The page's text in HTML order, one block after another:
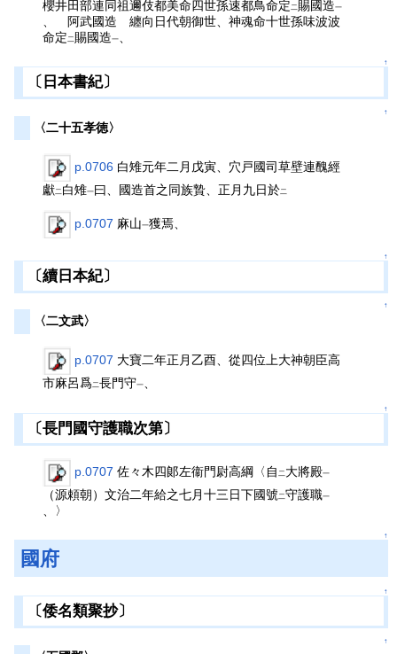
櫻井田部連同祖邇伎都美命四世孫速都鳥命定二賜國造一
、 阿武國造 纏向日代朝御世、神魂命十世孫味波波
命定二賜國造一
↑
〔日本書紀〕
↑
〈二十五孝徳〉
p.0706 白雉元年二月戊寅、穴戸國司草壁連醜經
獻二白雉一曰、國造首之同族贄、正月九日於二
p.0707 麻山一獲焉、
↑
〔續日本紀〕
↑
〈二文武〉
p.0707 大寶二年正月乙酉、從四位上大神朝臣高
市麻呂爲二長門守一
↑
〔長門國守護職次第〕
p.0707 佐々木四郞左衞門尉高綱〈自 二大將殿一
（源頼朝）文治二年給之七月十三日下國號二守護職一
、〉
↑
國府
↑
〔倭名類聚抄〕
↑